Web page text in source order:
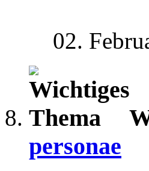
02.
personae